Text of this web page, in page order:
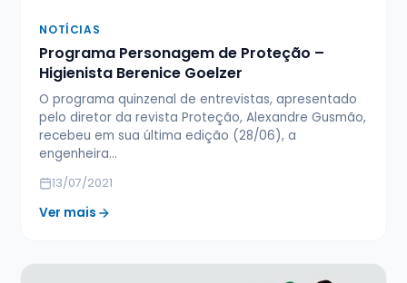
NOTÍCIAS
Programa Personagem de Proteção –
Higienista Berenice Goelzer
O programa quinzenal de entrevistas, apresentado
pelo diretor da revista Proteção, Alexandre Gusmão,
recebeu em sua última edição (28/06), a
engenheira…
13/07/2021
Ver mais